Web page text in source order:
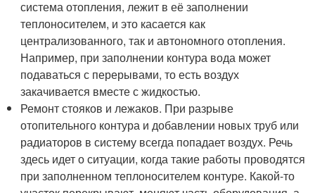
система отопления, лежит в её заполнении
теплоносителем, и это касается как
централизованного, так и автономного отопления.
Например, при заполнении контура вода может
подаваться с перерывами, то есть воздух
закачивается вместе с жидкостью.
Ремонт стояков и лежаков. При разрыве
отопительного контура и добавлении новых труб или
радиаторов в систему всегда попадает воздух. Речь
здесь идет о ситуации, когда такие работы проводятся
при заполненном теплоносителем контуре. Какой-то